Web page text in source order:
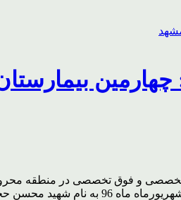
و فوق تخصصی در منطقه
شهرستان دلفان به […]